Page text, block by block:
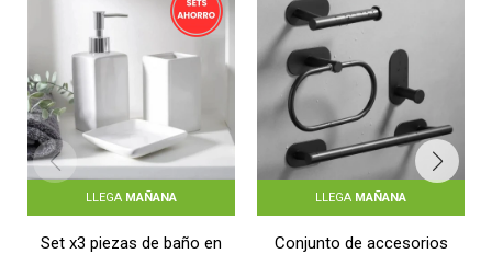
LLEGA MAÑANA
Set x3 piezas de baño en
LLEGA MAÑANA
Conjunto de accesorios